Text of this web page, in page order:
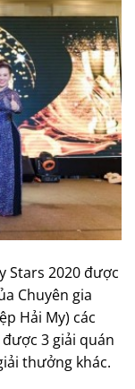
Stars 2020 được
Chuyên gia
Hải My) các
3 giải quán
thưởng khác.